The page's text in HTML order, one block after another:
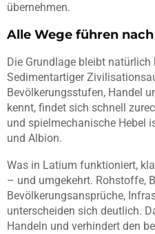
übernehmen.
Alle Wege führen
Die Grundlage bleibt
Sedimentartiger
Bevölkerungsstufen, Handel
kennt, findet sich schnell
und spielmechanische Hebel
und Albion.
Was in Latium funktioniert,
– und umgekehrt. Rohstoffe,
Bevölkerungsansprüche,
unterscheiden sich deutlich.
Handeln und verhindert den